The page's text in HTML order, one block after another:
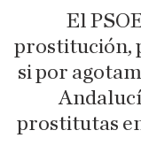
El
prostitución,
si por
prostitutas